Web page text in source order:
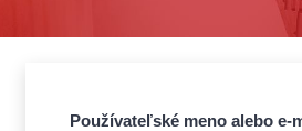
Používateľské meno alebo e-